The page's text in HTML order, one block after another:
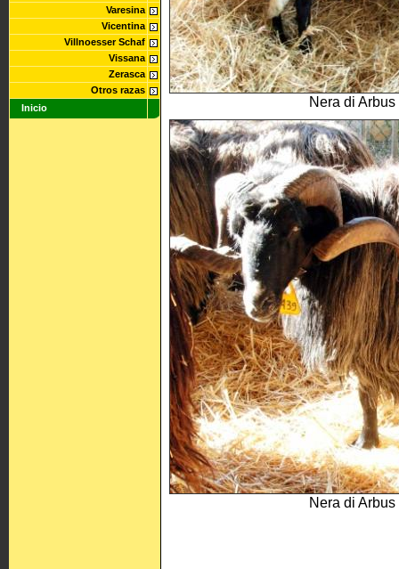
Varesina
Vicentina
Villnoesser Schaf
Vissana
Zerasca
Otros razas
Inicio
Nera di
Nera di